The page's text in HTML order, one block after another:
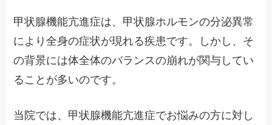
甲状腺機能亢進症は、甲状腺ホルモンの分泌異常
により全身の症状が現れる疾患です。しかし、そ
の背景には体全体のバランスの崩れが関与してい
ることが多いのです。
当院では、甲状腺機能亢進症でお悩みの方に対し